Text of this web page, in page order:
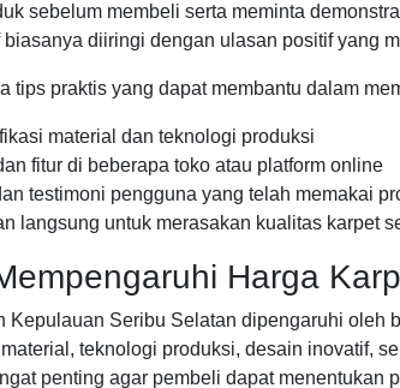
sebelum membeli serta meminta
diiringi dengan ulasan positif yang
tips praktis yang dapat membantu dalam
material dan teknologi produksi
fitur di beberapa toko atau platform online
testimoni pengguna yang telah memakai
langsung untuk merasakan kualitas karpet
Harga
Kepulauan Seribu Selatan dipengaruhi
teknologi produksi, desain inovatif,
penting agar pembeli dapat menentukan